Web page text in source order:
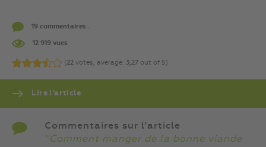
19 commentaires .
12 919 vues
(22 votes, average: 3,27 out of 5)
Lire l’article
Commentaires sur l'article
''Comment manger de la bonne viande